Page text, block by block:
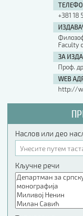
+381 18
Faculty
ЗА
Проф.
WEB
http://
Наслов или део
Кључне речи